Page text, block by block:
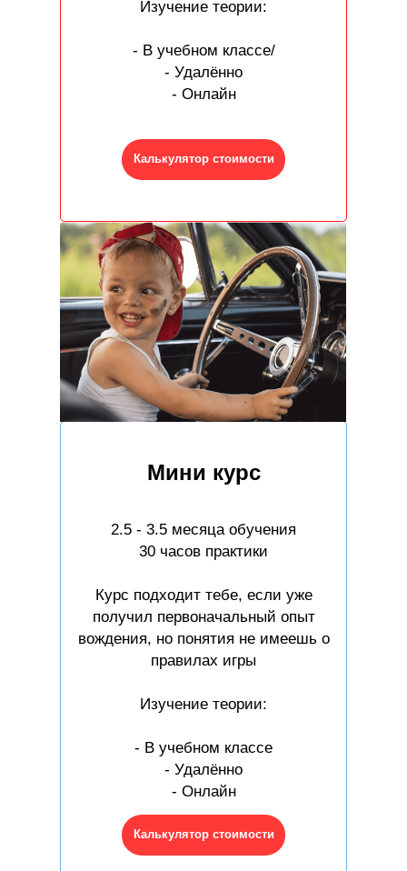
Изучение теории:
- В учебном классе/
- Удалённо
- Онлайн
Калькулятор стоимости
Мини курс
2.5 - 3.5 месяца обучения
30 часов практики
Курс подходит тебе, если уже
получил первоначальный опыт
вождения, но понятия не имеешь о
правилах игры
Изучение теории:
- В учебном классе
- Удалённо
- Онлайн
Калькулятор стоимости